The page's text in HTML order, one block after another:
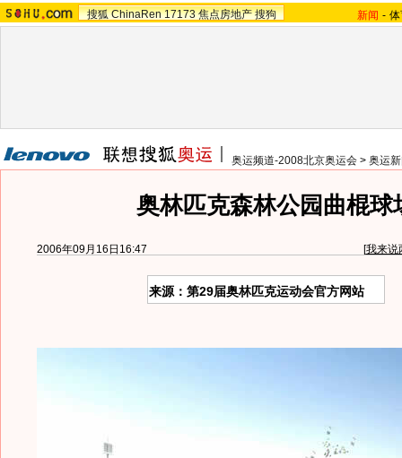
搜狐 ChinaRen 17173 焦点房地产 搜狗 新闻 -
奥运频道-2008北京奥运会 > 奥运
奥林匹克森林公园曲棍球
2006年09月16日16:47 [我来说
来源：第29届奥林匹克运动会官方网站